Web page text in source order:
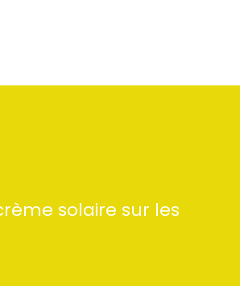
solaire sur les